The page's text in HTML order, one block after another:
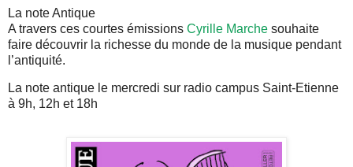
La note Antique
A travers ces courtes émissions Cyrille Marche souhaite
faire découvrir la richesse du monde de la musique pendant
l’antiquité.
La note antique le mercredi sur radio campus Saint-Etienne
à 9h, 12h et 18h